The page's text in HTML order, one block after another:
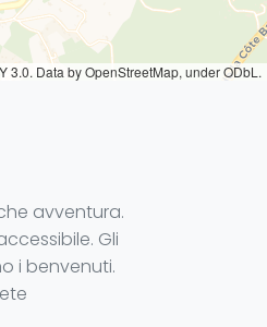
3.0. Data by OpenStreetMap, under ODbL.
avventura.
Gli
i benvenuti.